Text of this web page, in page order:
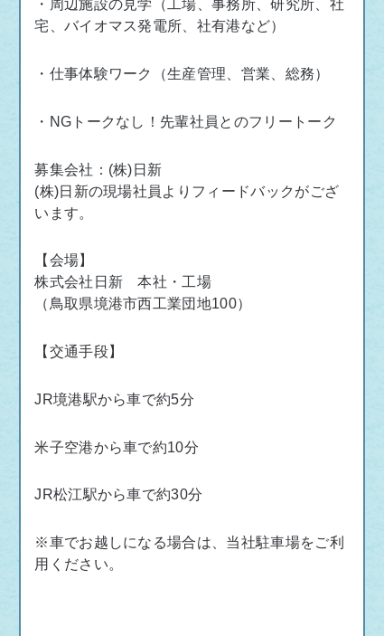
・周辺施設の見学（工場、事務所、研究所、社
宅、バイオマス発電所、社有港など）
・仕事体験ワーク（生産管理、営業、総務）
・ NG トークなし！先輩社員とのフリートーク
募集会社：(株)日新
(株)日新の現場社員よりフィードバックがござ
います。
【会場】
株式会社日新 本社・工場
（鳥取県境港市西工業団地100）
【交通手段】
JR境港駅から車で約5分
米子空港から車で約10分
JR松江駅から車で約30分
※車でお越しになる場合は、当社駐車場をご利
用ください。